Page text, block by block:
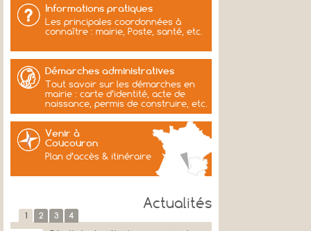
Informations pratiques
Les principales coordonnées à
connaître : mairie, Poste, santé, etc.
Démarches administratives
Tout savoir sur les démarches en
mairie : carte d’identité, acte de
naissance, permis de construire, etc.
Venir à
Coucouron
Plan d’accès & itinéraire
Actualités
1 2 3 4